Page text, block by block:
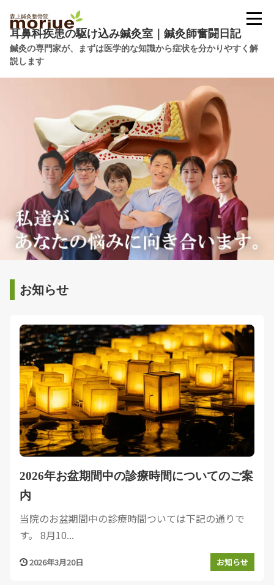
耳鼻科疾患の駆け込み鍼灸室｜鍼灸師奮闘日記
鍼灸の専門家が、まずは医学的な知識から症状を分かりやすく解
説します
お知らせ
2026年お盆期間中の診療時間についてのご案
内
当院のお盆期間中の診療時間ついては下記の通りで
す。 8月10...
2026年3月20日 お知らせ